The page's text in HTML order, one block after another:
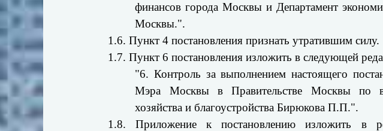
финансов города Москвы и Департамент
Москвы.".
1.6. Пункт 4 постановления признать утратившим силу.
1.7. Пункт 6 постановления изложить в следующей
"6. Контроль за выполнением настоящего
Мэра Москвы в Правительстве Москвы по
хозяйства и благоустройства Бирюкова П.П.".
1.8. Приложение к постановлению изложить в